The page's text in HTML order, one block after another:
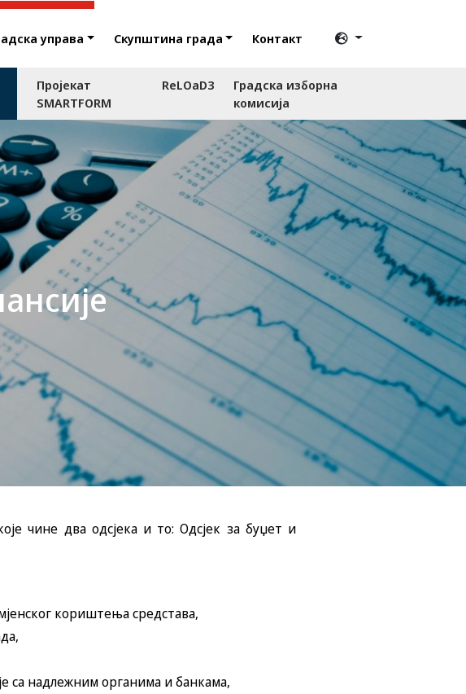
управа Скупштина града Контакт
Пројекат
SMARTFORM
ReLOaD3
Градска изборна
комисија
чине два одсјека и то: Одсјек за буџет и
кориштења средстава,
са надлежним органима и банкама,